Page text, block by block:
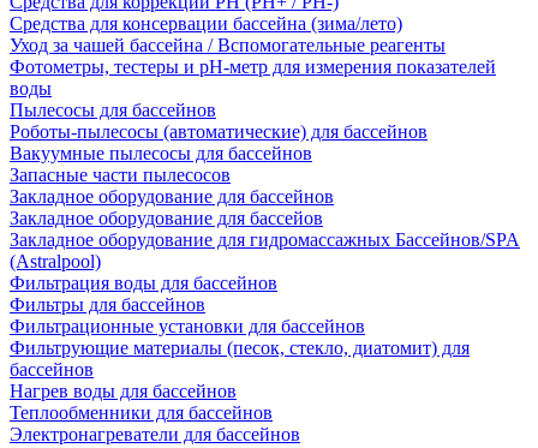
Средства для консервации бассейна (зима/лето)
Уход за чашей бассейна / Вспомогательные реагенты
Фотометры, тестеры и рН-метр для измерения показателей
воды
Пылесосы для бассейнов
Роботы-пылесосы (автоматические) для бассейнов
Вакуумные пылесосы для бассейнов
Запасные части пылесосов
Закладное оборудование для бассейнов
Закладное оборудование для бассейов
Закладное оборудование для гидромассажных Бассейнов/SPA
(Astralpool)
Фильтрация воды для бассейнов
Фильтры для бассейнов
Фильтрационные установки для бассейнов
Фильтрующие материалы (песок, стекло, диатомит) для
бассейнов
Нагрев воды для бассейнов
Теплообменники для бассейнов
Электронагреватели для бассейнов